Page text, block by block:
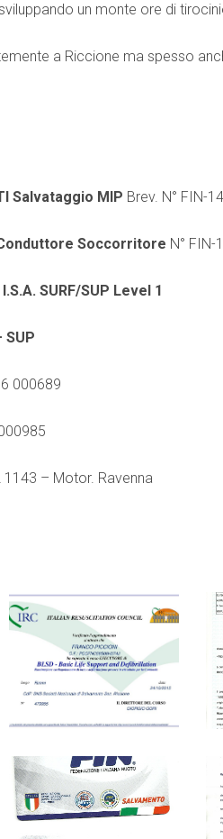
un monte ore di
a Riccione ma spesso
Salvataggio MIP Brev. N° FIN-
Conduttore Soccorritore N° FIN-
SURF/SUP Level 1
SUP
000689
– Motor. Ravenna